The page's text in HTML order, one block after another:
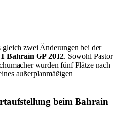
gleich zwei Änderungen bei der
Bahrain GP 2012. Sowohl Pastor
wurden fünf Plätze nach
außerplanmäßigen
beim Bahrain